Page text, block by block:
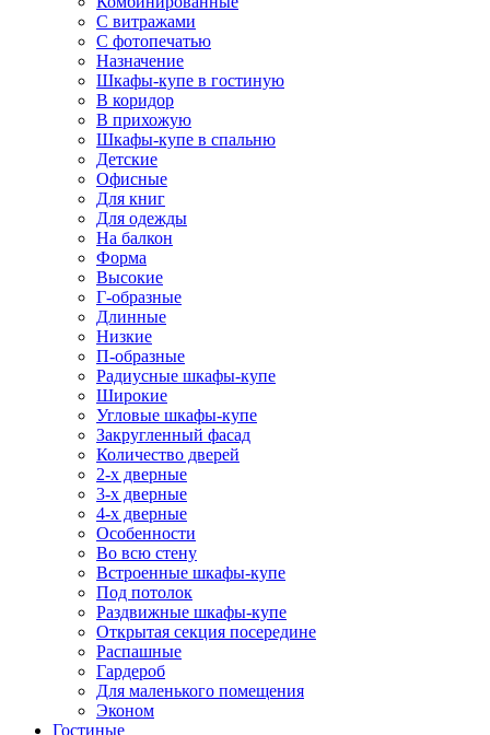
С витражами
С фотопечатью
Назначение
Шкафы-купе в гостиную
В коридор
В прихожую
Шкафы-купе в спальню
Детские
Офисные
Для книг
Для одежды
На балкон
Форма
Высокие
Г-образные
Длинные
Низкие
П-образные
Радиусные шкафы-купе
Широкие
Угловые шкафы-купе
Закругленный фасад
Количество дверей
2-х дверные
3-х дверные
4-х дверные
Особенности
Во всю стену
Встроенные шкафы-купе
Под потолок
Раздвижные шкафы-купе
Открытая секция посередине
Распашные
Гардероб
Для маленького помещения
Эконом
Гостиные